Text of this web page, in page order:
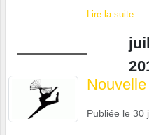
Lire la suite
Publiée le 30